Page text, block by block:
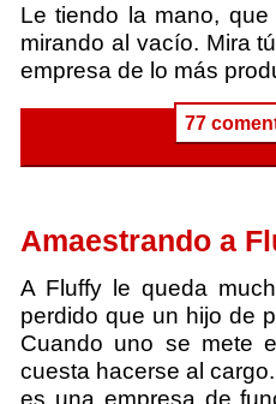
Le tiendo la mano,
mirando al vacío. Mira
empresa de lo más
77
Amaestrando a
A Fluffy le queda
perdido que un hijo de
Cuando uno se mete
cuesta hacerse al
es una empresa de